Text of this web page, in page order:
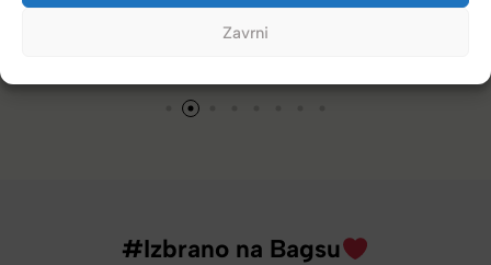
ZavrniTamara
#Izbrano na Bagsu